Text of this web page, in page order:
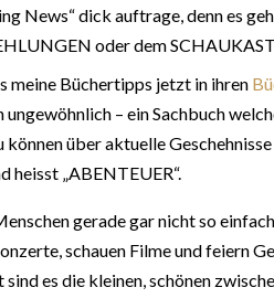
News“ dick auftrage, denn es
oder dem
meine Büchertipps jetzt in ihren
– ein Sachbuch
über aktuelle
heisst „ABENTEUER“.
gerade gar nicht so
schauen Filme und feiern
es die kleinen, schönen